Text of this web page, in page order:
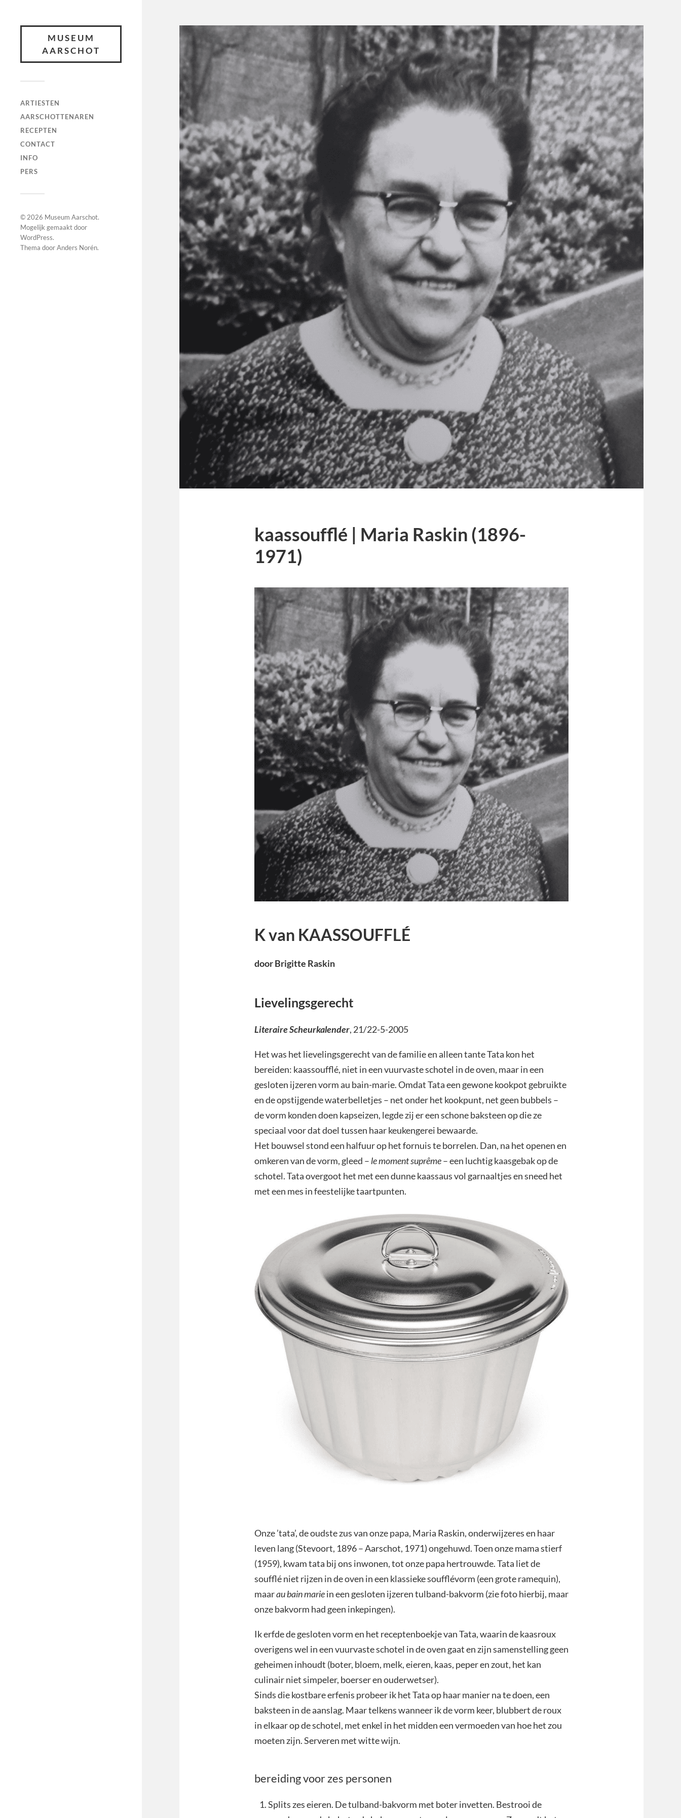
MUSEUM
AARSCHOT
ARTIESTEN
AARSCHOTTENAREN
RECEPTEN
CONTACT
INFO
PERS
© 2026 Museum Aarschot.
Mogelijk gemaakt door
WordPress.
Thema doorAnders Norén.
kaassoufflé | Maria Raskin (1896-
1971)
K van KAASSOUFFLÉ
door Brigitte Raskin
Lievelingsgerecht
Literaire Scheurkalender, 21/22-5-2005
Het was het lievelingsgerecht van de familie en alleen tante Tata kon het
bereiden: kaassoufflé, niet in een vuurvaste schotel in de oven, maar in een
gesloten ijzeren vorm au bain-marie. Omdat Tata een gewone kookpot gebruikte
en de opstijgende waterbelletjes – net onder het kookpunt, net geen bubbels –
de vorm konden doen kapseizen, legde zij er een schone baksteen op die ze
speciaal voor dat doel tussen haar keukengerei bewaarde.
Het bouwsel stond een halfuur op het fornuis te borrelen. Dan, na het openen en
omkeren van de vorm, gleed –le moment suprême– een luchtig kaasgebak op de
schotel. Tata overgoot het met een dunne kaassaus vol garnaaltjes en sneed het
met een mes in feestelijke taartpunten.
Onze ’tata’, de oudste zus van onze papa, Maria Raskin, onderwijzeres en haar
leven lang (Stevoort, 1896 – Aarschot, 1971) ongehuwd. Toen onze mama stierf
(1959), kwam tata bij ons inwonen, tot onze papa hertrouwde. Tata liet de
soufflé niet rijzen in de oven in een klassieke soufflévorm (een grote ramequin),
maarau bain mariein een gesloten ijzeren tulband-bakvorm (zie foto hierbij, maar
onze bakvorm had geen inkepingen).
Ik erfde de gesloten vorm en het receptenboekje van Tata, waarin de kaasroux
overigens wel in een vuurvaste schotel in de oven gaat en zijn samenstelling geen
geheimen inhoudt (boter, bloem, melk, eieren, kaas, peper en zout, het kan
culinair niet simpeler, boerser en ouderwetser).
Sinds die kostbare erfenis probeer ik het Tata op haar manier na te doen, een
baksteen in de aanslag. Maar telkens wanneer ik de vorm keer, blubbert de roux
in elkaar op de schotel, met enkel in het midden een vermoeden van hoe het zou
moeten zijn. Serveren met witte wijn.
bereiding voor zes personen
Splits zes eieren. De tulband-bakvorm met boter invetten. Bestrooi de